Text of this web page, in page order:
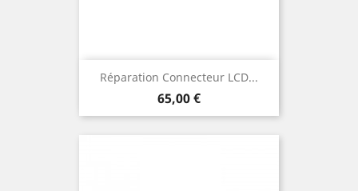
Réparation Connecteur LCD...
Prix
65,00 €